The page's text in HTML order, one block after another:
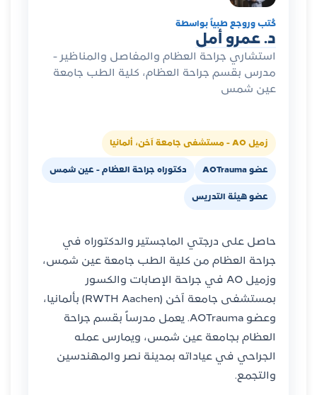
كُتب وروجع طبياً بواسطة
د. عمرو أمل
استشاري جراحة العظام والمفاصل والمناظير -
مدرس بقسم جراحة العظام، كلية الطب جامعة
عين شمس
زميل AO - مستشفى جامعة آخن، ألمانيا
عضو AOTrauma دكتوراه جراحة العظام - عين شمس
عضو هيئة التدريس
حاصل على درجتي الماجستير والدكتوراه في
جراحة العظام من كلية الطب جامعة عين شمس،
وزميل AO في جراحة الإصابات والكسور
بمستشفى جامعة آخن (RWTH Aachen) بألمانيا،
وعضو AOTrauma. يعمل مدرساً بقسم جراحة
العظام بجامعة عين شمس، ويمارس عمله
الجراحي في عياداته بمدينة نصر والمهندسين
والتجمع.